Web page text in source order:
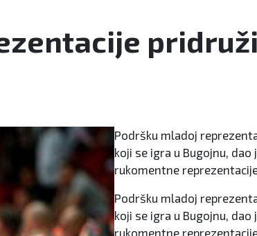
Podršku mladoj
koji se igra u Bugojnu,
rukomentne
Podršku mladoj
koji se igra u Bugojnu,
rukomentne